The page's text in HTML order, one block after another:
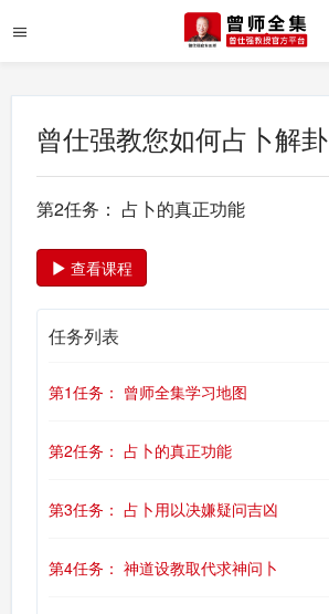
曾仕强教您如何占卜解卦
第2任务： 占卜的真正功能
查看课程
任务列表
第1任务： 曾师全集学习地图
第2任务： 占卜的真正功能
第3任务： 占卜用以决嫌疑问吉凶
第4任务： 神道设教取代求神问卜